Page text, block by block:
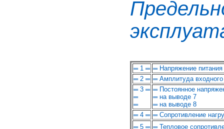
═ 1 ═ ═ Напряжение питания
═ 2 ═ ═ Амплитуда
═ 3 ═
═
═
═ Постоянное
═ на выводе 7
═ на выводе 8
═ 4 ═ ═ Сопротивление
═ 5 ═ ═ Тепловое